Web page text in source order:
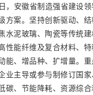
，安徽省制造强省建设
方案。坚持创新驱动、
水泥玻璃、陶瓷等传统
性能纤维及复合材料、
能、增品种、扩增量。
业主导或参与制修订国
碳、节能降耗、资源综